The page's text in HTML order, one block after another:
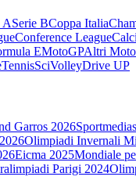
ASerie BCoppa Italia
Conference League
EMotoGPAltri
TennisSciVolleyDrive UP
Garros 2026
Olimpiadi Invernali
Eicma 2025Mondiale
Parigi 2024